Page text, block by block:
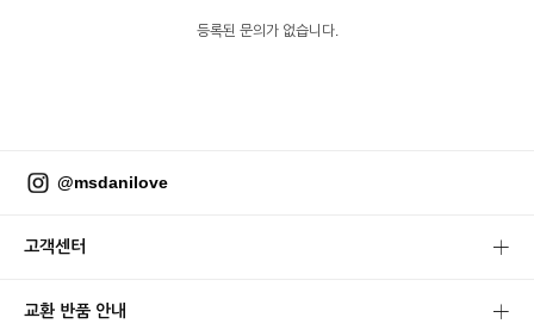
등록된 문의가 없습니다.
@msdanilove
고객센터
교환 반품 안내